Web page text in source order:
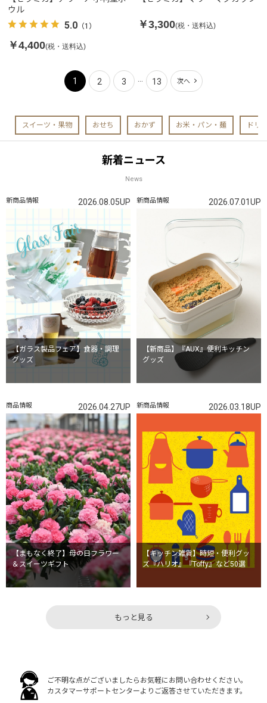
ウル
5.0 （1）
￥4,400(税・送料込)
￥3,300(税・送料込)
1 2 3 ... 13 次へ
スイーツ・果物 おせち おかず お米・パン・麺 ドリ
新着ニュース
News
【ガラス製品フェア】食器・調理
グッズ
新商品情報 2026.08.05UP
【新商品】『AUX』便利キッチン
グッズ
新商品情報 2026.07.01UP
【まもなく終了】母の日フラワー
＆スイーツギフト
商品情報 2026.04.27UP
【キッチン雑貨】時短・便利グッ
ズ『ハリオ』『Toffy』など50選
新商品情報 2026.03.18UP
もっと見る
ご不明な点がございましたらお気軽にお問い合わせください。
カスタマーサポートセンターよりご返答させていただきます。